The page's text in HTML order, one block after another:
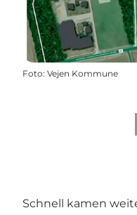
Foto: Vejen Kommune
Schnell kamen